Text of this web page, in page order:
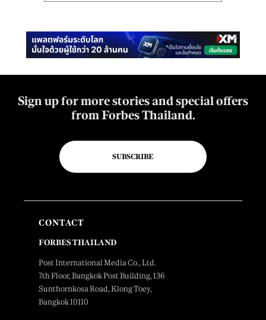
Sign up for more stories and special offers
from Forbes Thailand.
SUBSCRIBE
CONTACT
FORBES THAILAND
Post International Media Co., Ltd.
7th Floor, Bangkok Post Building, 136
Sunthornkosa Road, Klong Toey,
Bangkok 10110